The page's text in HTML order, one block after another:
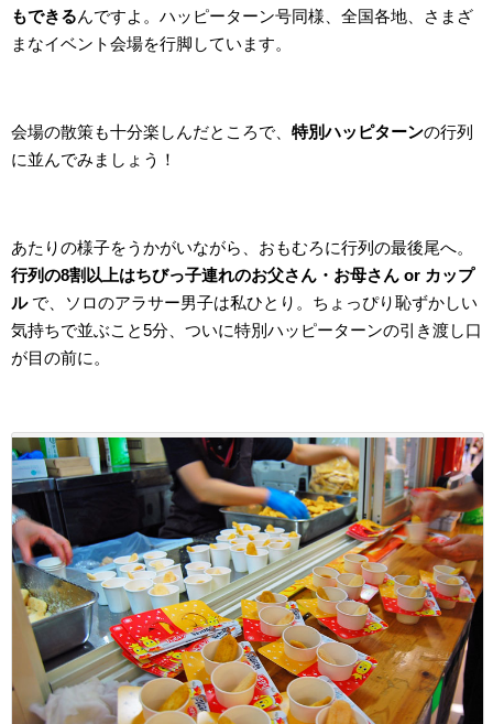
もできるんですよ。ハッピーターン号同様、全国各地、さまざ
まなイベント会場を行脚しています。
会場の散策も十分楽しんだところで、 特別ハッピターンの行列
に並んでみましょう！
あたりの様子をうかがいながら、おもむろに行列の最後尾へ。
行列の8割以上はちびっ子連れのお父さん・お母さん or カップ
ルで、ソロのアラサー男子は私ひとり。ちょっぴり恥ずかしい
気持ちで並ぶこと5分、ついに特別ハッピーターンの引き渡し口
が目の前に。